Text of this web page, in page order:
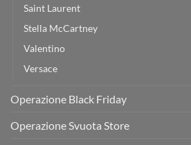
Saint Laurent
Stella McCartney
Valentino
Versace
Operazione Black Friday
Operazione Svuota Store